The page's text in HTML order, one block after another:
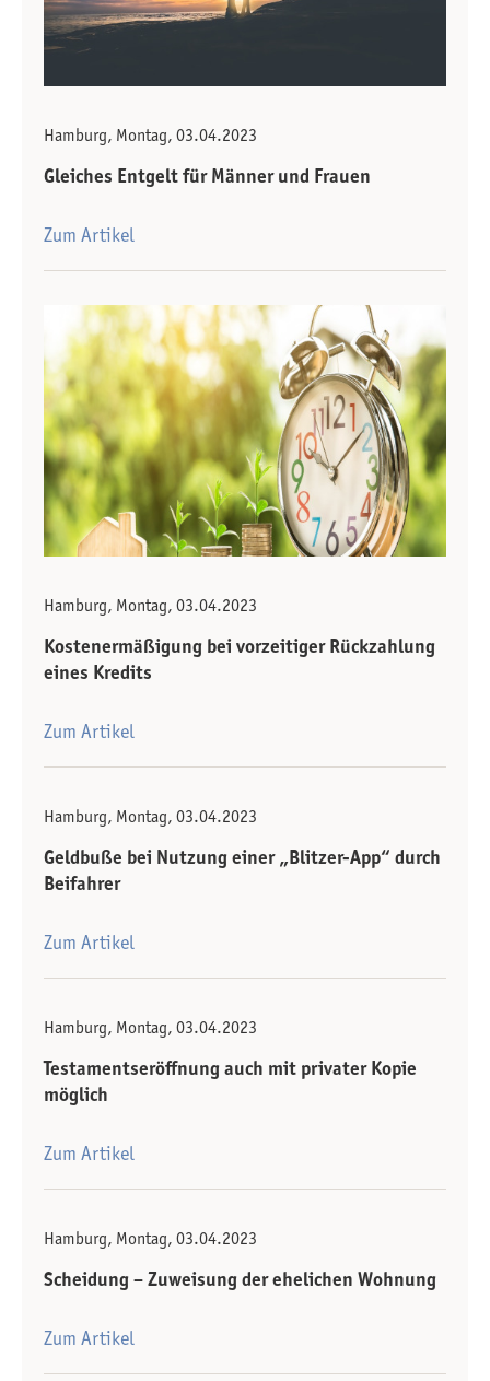
Hamburg, Montag, 03.04.2023
Gleiches Entgelt für Männer und Frauen
Zum Artikel
Hamburg, Montag, 03.04.2023
Kostenermäßigung bei vorzeitiger Rückzahlung
eines Kredits
Zum Artikel
Hamburg, Montag, 03.04.2023
Geldbuße bei Nutzung einer „Blitzer-App“ durch
Beifahrer
Zum Artikel
Hamburg, Montag, 03.04.2023
Testamentseröffnung auch mit privater Kopie
möglich
Zum Artikel
Hamburg, Montag, 03.04.2023
Scheidung – Zuweisung der ehelichen Wohnung
Zum Artikel